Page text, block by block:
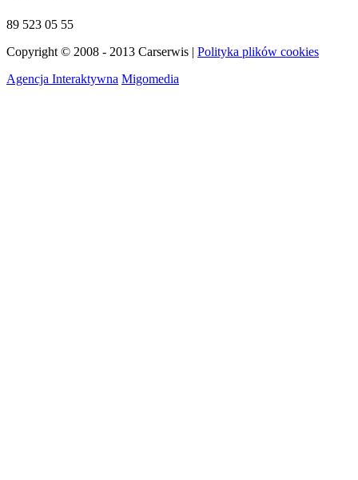
89 523 05 55
Copyright © 2008 - 2013 Carserwis | Polityka plików cookies
Agencja Interaktywna Migomedia